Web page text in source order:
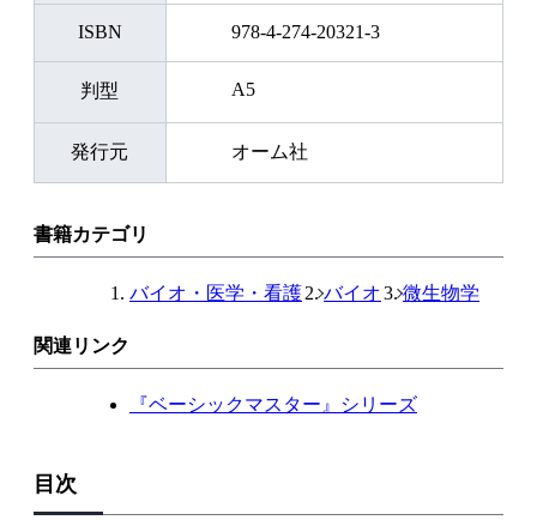
ISBN 978-4-274-20321-3
判型 A5
発行元 オーム社
書籍カテゴリ
バイオ・医学・看護 バイオ 微生物学
関連リンク
『ベーシックマスター』シリーズ
目次